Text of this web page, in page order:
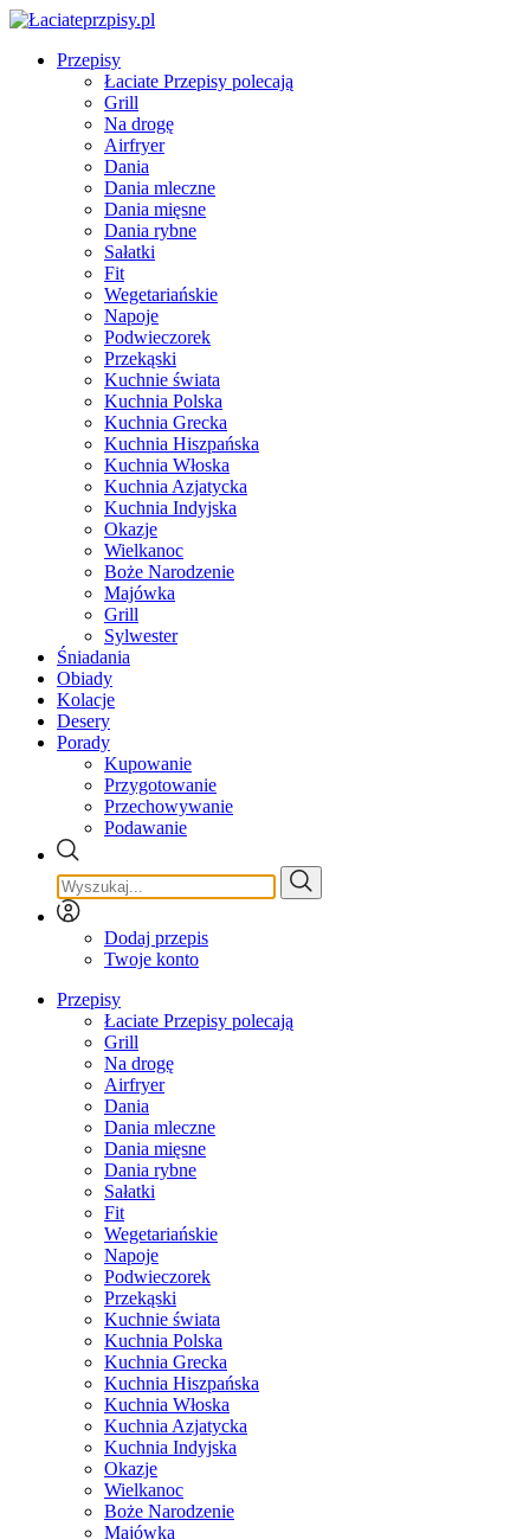
Przepisy
Łaciate Przepisy polecają
Grill
Na drogę
Airfryer
Dania
Dania mleczne
Dania mięsne
Dania rybne
Sałatki
Fit
Wegetariańskie
Napoje
Podwieczorek
Przekąski
Kuchnie świata
Kuchnia Polska
Kuchnia Grecka
Kuchnia Hiszpańska
Kuchnia Włoska
Kuchnia Azjatycka
Kuchnia Indyjska
Okazje
Wielkanoc
Boże Narodzenie
Majówka
Grill
Sylwester
Śniadania
Obiady
Kolacje
Desery
Porady
Kupowanie
Przygotowanie
Przechowywanie
Podawanie
Dodaj przepis
Twoje konto
Przepisy
Łaciate Przepisy polecają
Grill
Na drogę
Airfryer
Dania
Dania mleczne
Dania mięsne
Dania rybne
Sałatki
Fit
Wegetariańskie
Napoje
Podwieczorek
Przekąski
Kuchnie świata
Kuchnia Polska
Kuchnia Grecka
Kuchnia Hiszpańska
Kuchnia Włoska
Kuchnia Azjatycka
Kuchnia Indyjska
Okazje
Wielkanoc
Boże Narodzenie
Majówka